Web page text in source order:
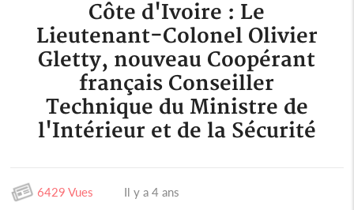
Côte d'Ivoire : Le
Lieutenant-Colonel Olivier
Gletty, nouveau Coopérant
français Conseiller
Technique du Ministre de
l'Intérieur et de la Sécurité
6429 Vues Il y a 4 ans